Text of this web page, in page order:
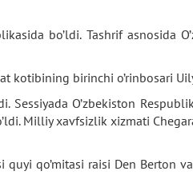
bo’ldi. Tashrif asnosida
kotibining birinchi o’rinbosari
O’zbekiston
Milliy xavfsizlik xizmati
qo’mitasi raisi Den Berton